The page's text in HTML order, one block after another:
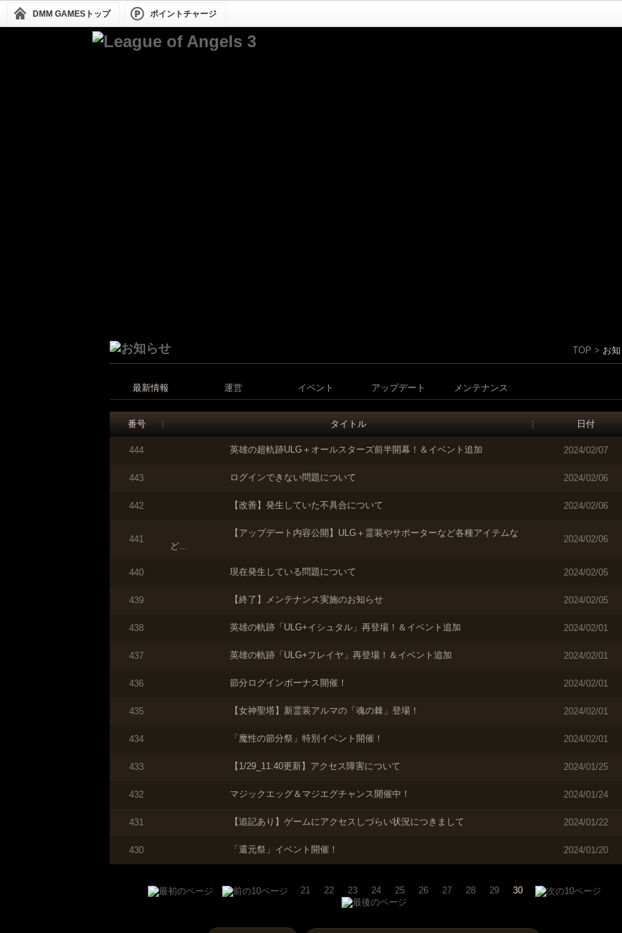
DMM GAMESトップ ポイントチャージ
TOP > お
最新情報 運営 イベント アップデート メンテナンス
番号 タイトル 日付
444 英雄の超軌跡ULG＋オールスターズ前半開幕！＆イベント追加 2024/02/07
443 ログインできない問題について 2024/02/06
442 【改善】発生していた不具合について 2024/02/06
441
【アップデート内容公開】ULG＋霊装やサポーターなど各種アイテムな
ど...
2024/02/06
440 現在発生している問題について 2024/02/05
439 【終了】メンテナンス実施のお知らせ 2024/02/05
438 英雄の軌跡「ULG+イシュタル」再登場！＆イベント追加 2024/02/01
437 英雄の軌跡「ULG+フレイヤ」再登場！＆イベント追加 2024/02/01
436 節分ログインボーナス開催！ 2024/02/01
435 【女神聖塔】新霊装アルマの「魂の棘」登場！ 2024/02/01
434 「魔性の節分祭」特別イベント開催！ 2024/02/01
433 【1/29_11:40更新】アクセス障害について 2024/01/25
432 マジックエッグ＆マジエグチャンス開催中！ 2024/01/24
431 【追記あり】ゲームにアクセスしづらい状況につきまして 2024/01/22
430 「還元祭」イベント開催！ 2024/01/20
21 22 23 24 25 26 27 28 29 30